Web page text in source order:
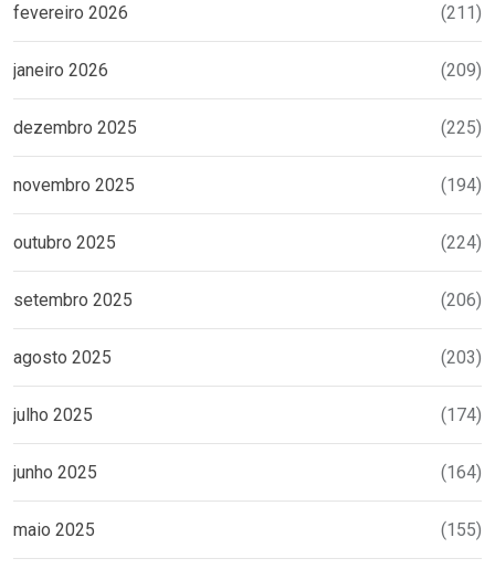
fevereiro 2026 (211)
janeiro 2026 (209)
dezembro 2025 (225)
novembro 2025 (194)
outubro 2025 (224)
setembro 2025 (206)
agosto 2025 (203)
julho 2025 (174)
junho 2025 (164)
maio 2025 (155)